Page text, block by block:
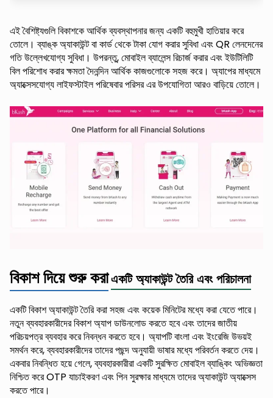
এই বৈশিষ্ট্যগুলি বিকাশকে আর্থিক ব্যবস্থাপনার জন্য একটি বহুমুখী হাতিয়ার করে
তোলে। ব্যাঙ্ক অ্যাকাউন্ট বা কার্ড থেকে টাকা যোগ করার সুবিধা এবং QR লেনদেনের
গতি উল্লেখযোগ্য সুবিধা। উপরন্তু, মোবাইল ব্যালেন্স রিচার্জ করার এবং ইউটিলিটি
বিল পরিশোধ করার ক্ষমতা দৈনন্দিন আর্থিক কাজগুলোকে সহজ করে। অ্যাপের মাধ্যমে
অ্যাক্সেসযোগ্য লাইফস্টাইল পরিষেবার পরিসর এর উপযোগিতা আরও বাড়িয়ে তোলে।
বিকাশ দিয়ে শুরু করাএকটি অ্যাকাউন্ট তৈরি এবং পরিচালনা
একটি বিকাশ অ্যাকাউন্ট তৈরি করা সহজ এবং কয়েক মিনিটের মধ্যে করা যেতে পারে।
নতুন ব্যবহারকারীদের বিকাশ অ্যাপ ডাউনলোড করতে হবে এবং তাদের জাতীয়
পরিচয়পত্র ব্যবহার করে নিবন্ধন করতে হবে। অ্যাপটি বাংলা এবং ইংরেজি উভয়ই
সমর্থন করে, ব্যবহারকারীদের তাদের পছন্দ অনুযায়ী ভাষার মধ্যে পরিবর্তন করতে দেয়।
একবার নিবন্ধিত হয়ে গেলে, ব্যবহারকারীরা একটি সুরক্ষিত মোবাইল ব্যাঙ্কিং অভিজ্ঞতা
নিশ্চিত করে OTP যাচাইকরণ এবং পিন সুরক্ষার মাধ্যমে তাদের অ্যাকাউন্ট অ্যাক্সেস
করতে পারে।